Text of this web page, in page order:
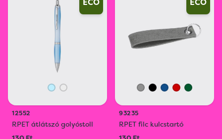
ECO
12552
RPET átlátszó golyóstoll
ECO
93235
RPET filc kulcstartó